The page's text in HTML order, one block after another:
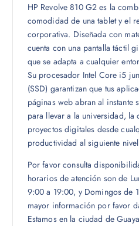
HP Revolve 810 G2 es la
comodidad de una tablet y el
corporativa. Diseñada con
cuenta con una pantalla táctil
que se adapta a cualquier
Su procesador Intel Core i5
(SSD) garantizan que tus
páginas web abran al instante
para llevar a la universidad,
proyectos digitales desde
productividad al siguiente
Por favor consulta
horarios de atención son de
9:00 a 19:00, y Domingos de
mayor información por favor
Estamos en la ciudad de